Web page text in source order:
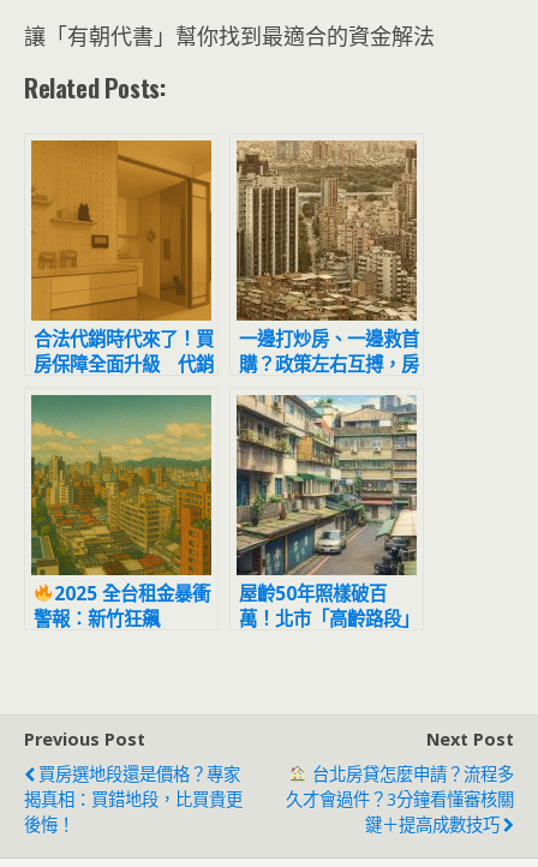
讓「有朝代書」幫你找到最適合的資金解法
Related Posts:
合法代銷時代來了！買
房保障全面升級 代銷
從賣房轉向「居住顧
問」新角色
一邊打炒房、一邊救首
購？政策左右互搏，房
市撕裂感全面浮現
2025 全台租金暴衝
警報：新竹狂飆
屋齡50年照樣破百
萬！北市「高齡路段」
Previous Post
買房選地段還是價格？專家
揭真相：買錯地段，比買貴更
後悔！
Next Post
台北房貸怎麼申請？流程多
久才會過件？3分鐘看懂審核關
鍵＋提高成數技巧